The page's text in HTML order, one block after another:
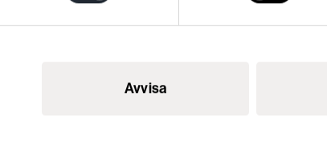
Avvisa
är ni alltid välkomna att ta kontakt.
längst ner på sidan eller